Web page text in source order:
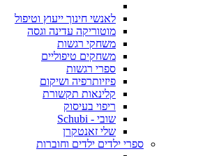
לאנשי חינוך ייעוץ וטיפול
מוטוריקה עדינה וגסה
משחקי רגשות
משחקים טיפוליים
ספרי רגשות
פיזיותרפיה ושיקום
קלינאות תקשורת
ריפוי בעיסוק
שובי - Schubi
שלי זאנטקרן
ספרי ילדים ילדים וחוברות